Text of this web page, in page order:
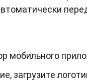
мобильного
загрузите